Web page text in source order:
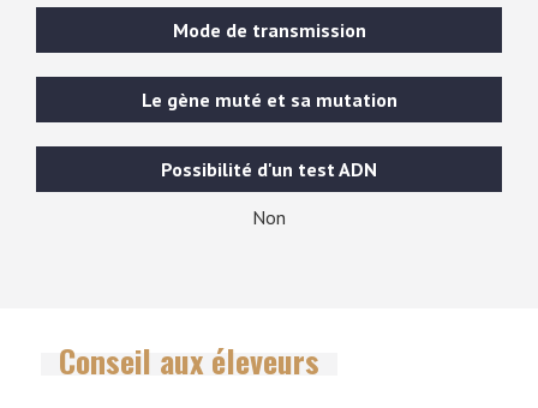
Mode de transmission
Le gène muté et sa mutation
Possibilité d'un test ADN
Non
Conseil aux éleveurs